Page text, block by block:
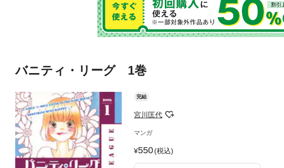
バニティ・リーグ 1巻
完結
宮川匡代
マンガ
550(税込)